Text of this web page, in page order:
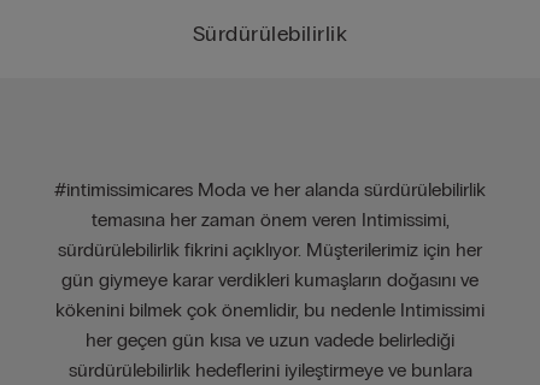
Sürdürülebilirlik
#intimissimicares Moda ve her alanda sürdürülebilirlik
temasına her zaman önem veren Intimissimi,
sürdürülebilirlik fikrini açıklıyor. Müşterilerimiz için her
gün giymeye karar verdikleri kumaşların doğasını ve
kökenini bilmek çok önemlidir, bu nedenle Intimissimi
her geçen gün kısa ve uzun vadede belirlediği
sürdürülebilirlik hedeflerini iyileştirmeye ve bunlara